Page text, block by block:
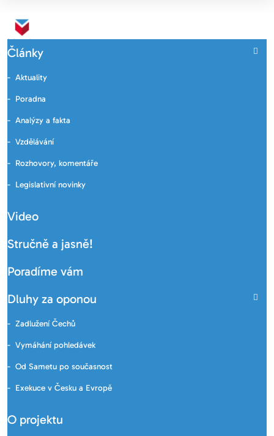
Články
Aktuality
Poradna
Analýzy a fakta
Vzdělávání
Rozhovory, komentáře
Legislativní novinky
Video
Stručně a jasně!
Poradíme vám
Dluhy za oponou
Zadlužení Čechů
Vymáhání pohledávek
Od Sametu po současnost
Exekuce v Česku a Evropě
O projektu